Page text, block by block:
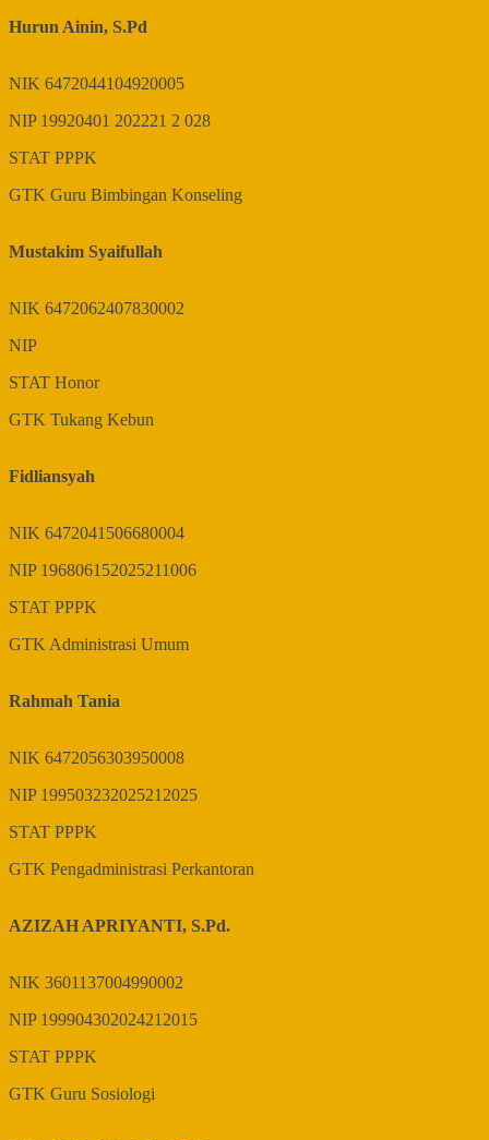
Hurun Ainin, S.Pd
NIK 6472044104920005
NIP 19920401 202221 2 028
STAT PPPK
GTK Guru Bimbingan Konseling
Mustakim Syaifullah
NIK 6472062407830002
NIP
STAT Honor
GTK Tukang Kebun
Fidliansyah
NIK 6472041506680004
NIP 196806152025211006
STAT PPPK
GTKAdministrasi Umum
Rahmah Tania
NIK 6472056303950008
NIP 199503232025212025
STAT PPPK
GTK Pengadministrasi Perkantoran
AZIZAH APRIYANTI, S.Pd.
NIK 3601137004990002
NIP 199904302024212015
STAT PPPK
GTK Guru Sosiologi